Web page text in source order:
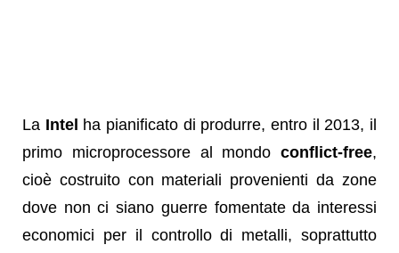
La Intel ha pianificato di produrre, entro il 2013, il
primo microprocessore al mondo conflict-free,
cioè costruito con materiali provenienti da zone
dove non ci siano guerre fomentate da interessi
economici per il controllo di metalli, soprattutto